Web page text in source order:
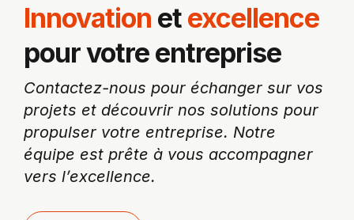
Innovation etexcellence
pour votre entreprise
Contactez-nous pour échanger sur vos
projets et découvrir nos solutions pour
propulser votre entreprise. Notre
équipe est prête à vous accompagner
vers l’excellence.